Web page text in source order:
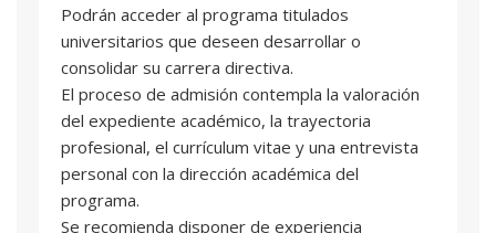
Podrán acceder al programa titulados
universitarios que deseen desarrollar o
consolidar su carrera directiva.
El proceso de admisión contempla la valoración
del expediente académico, la trayectoria
profesional, el currículum vitae y una entrevista
personal con la dirección académica del
programa.
Se recomienda disponer de experiencia